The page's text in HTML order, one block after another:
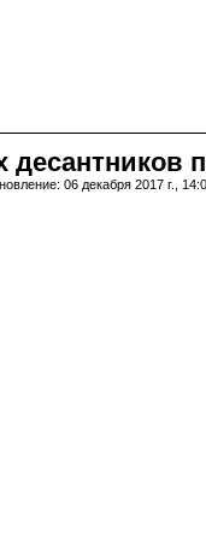
десантников
06 декабря 2017 г.,